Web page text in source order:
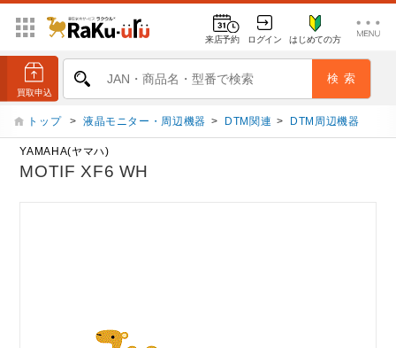
来店予約 ログイン はじめての方
トップ > 液晶モニター・周辺機器 > DTM関連 > DTM周辺機器
YAMAHA(ヤマハ)
MOTIF XF6 WH